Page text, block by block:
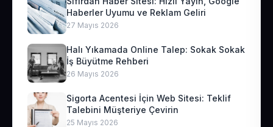
Haberler Uyumu ve Reklam Geliri
27 Mayıs 2026
Halı Yıkamada Online Talep: Sokak Sokak
İş Büyütme Rehberi
26 Mayıs 2026
Sigorta Acentesi İçin Web Sitesi: Teklif
Talebini Müşteriye Çevirin
25 Mayıs 2026